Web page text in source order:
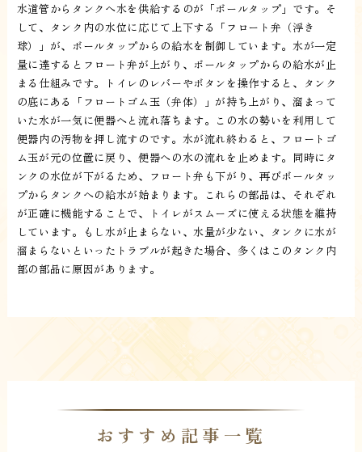
水道管からタンクへ水を供給するのが「ボールタップ」です。そ
して、タンク内の水位に応じて上下する「フロート弁（浮き
球）」が、ボールタップからの給水を制御しています。水が一定
量に達するとフロート弁が上がり、ボールタップからの給水が止
まる仕組みです。トイレのレバーやボタンを操作すると、タンク
の底にある「フロートゴム玉（弁体）」が持ち上がり、溜まって
いた水が一気に便器へと流れ落ちます。この水の勢いを利用して
便器内の汚物を押し流すのです。水が流れ終わると、フロートゴ
ム玉が元の位置に戻り、便器への水の流れを止めます。同時にタ
ンクの水位が下がるため、フロート弁も下がり、再びボールタッ
プからタンクへの給水が始まります。これらの部品は、それぞれ
が正確に機能することで、トイレがスムーズに使える状態を維持
しています。もし水が止まらない、水量が少ない、タンクに水が
溜まらないといったトラブルが起きた場合、多くはこのタンク内
部の部品に原因があります。
おすすめ記事一覧